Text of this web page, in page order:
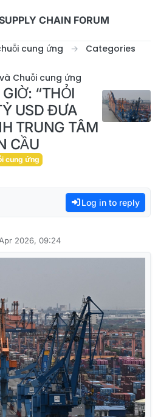
CHAIN FORUM
cung ứng
Categories
Chuỗi cung ứng
“THỎI
USD ĐƯA
TRUNG TÂM
CẦU
cung ứng
Log in to reply
2026, 09:24